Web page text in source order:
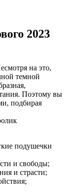
2023
на это,
темной
Поэтому вы
подбирая
подушечки
и свободы;
и страсти;